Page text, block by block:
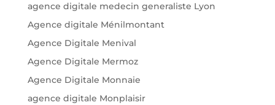
agence digitale medecin generaliste Lyon
Agence digitale Ménilmontant
Agence Digitale Menival
Agence Digitale Mermoz
Agence Digitale Monnaie
agence digitale Monplaisir